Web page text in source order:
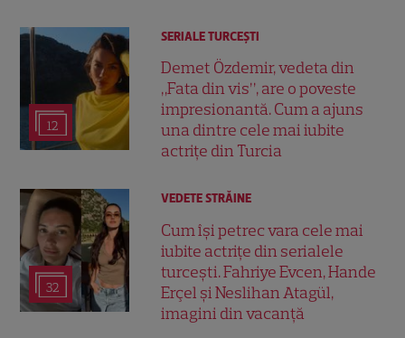
12
SERIALE TURCEŞTI
Demet Özdemir, vedeta din
„Fata din vis”, are o poveste
impresionantă. Cum a ajuns
una dintre cele mai iubite
actrițe din Turcia
32
VEDETE STRĂINE
Cum își petrec vara cele mai
iubite actrițe din serialele
turcești. Fahriye Evcen, Hande
Erçel și Neslihan Atagül,
imagini din vacanță